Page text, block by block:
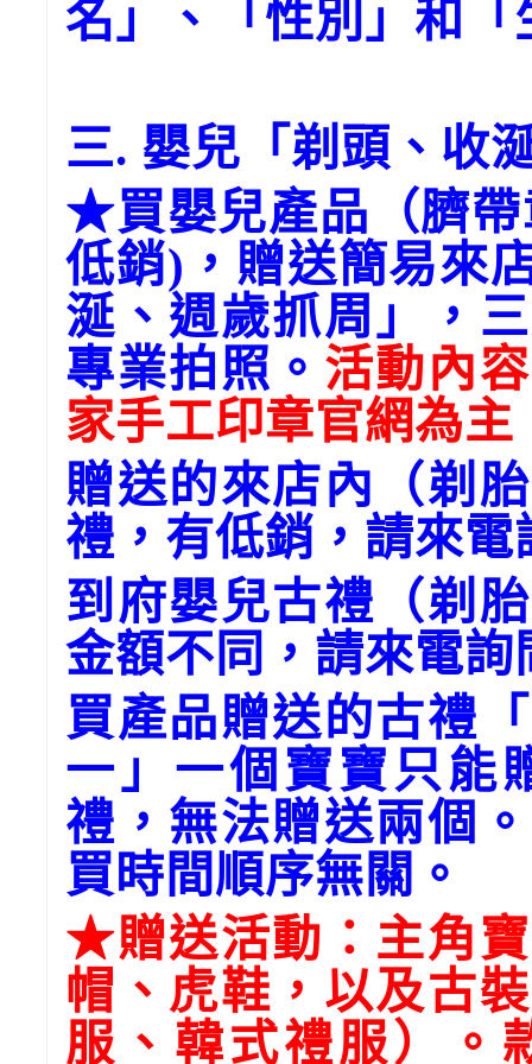
名」、「性別」和
三. 嬰兒「剃頭、收
★買嬰兒產品（臍帶
低銷)，贈送簡易來
涎、週歲抓周」，
專業拍照。 活動內
家手工印章官網為
贈送的來店內（剃
禮，有低銷，請來電
到府嬰兒古禮（剃
金額不同，請來電詢
買產品贈送的古禮
一」一個寶寶只能
禮，無法贈送兩個
買時間順序無關。
★贈送活動：主角
帽、虎鞋，以及古
服、韓式禮服）。